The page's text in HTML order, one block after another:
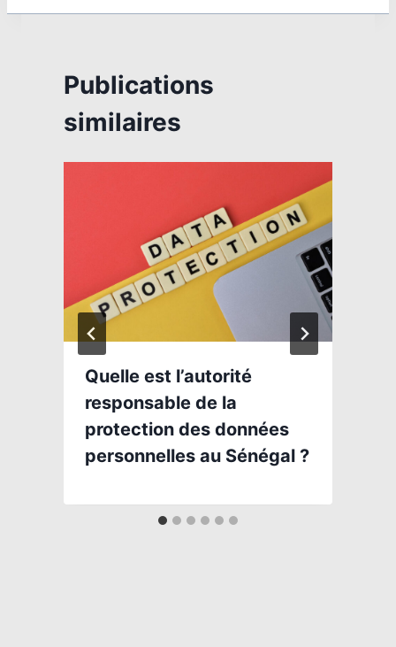
Publications
similaires
Quelle est l’autorité
responsable de la
protection des données
personnelles au Sénégal ?